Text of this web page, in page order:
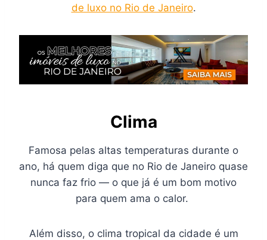
de luxo no Rio de Janeiro.
Clima
Famosa pelas altas temperaturas durante o
ano, há quem diga que no Rio de Janeiro quase
nunca faz frio — o que já é um bom motivo
para quem ama o calor.
Além disso, o clima tropical da cidade é um